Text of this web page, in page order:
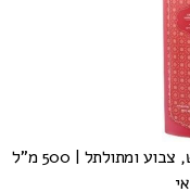
ומתולתל | 500 מ"ל